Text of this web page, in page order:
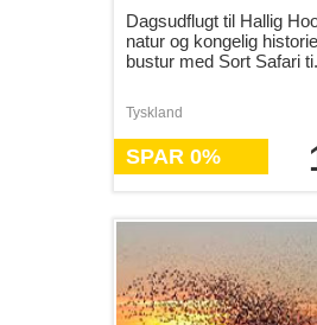
Dagsudflugt til Hallig
natur og kongelig
bustur med Sort Safari
Tyskland
SPAR 0%